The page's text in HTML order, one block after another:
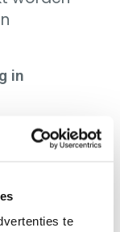
te
in
van de